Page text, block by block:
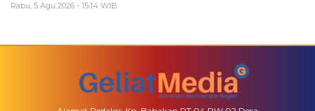
Rabu, 5 Agu 2026 - 15:14 WIB